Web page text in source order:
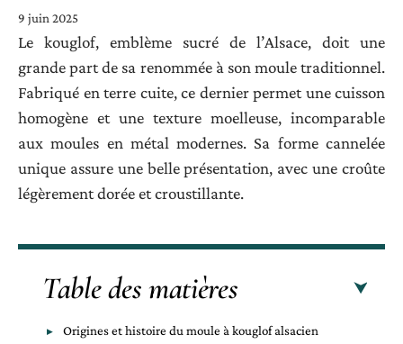
9 juin 2025
Le kouglof, emblème sucré de l’Alsace, doit une
grande part de sa renommée à son moule traditionnel.
Fabriqué en terre cuite, ce dernier permet une cuisson
homogène et une texture moelleuse, incomparable
aux moules en métal modernes. Sa forme cannelée
unique assure une belle présentation, avec une croûte
légèrement dorée et croustillante.
Table des matières
Origines et histoire du moule à kouglof alsacien